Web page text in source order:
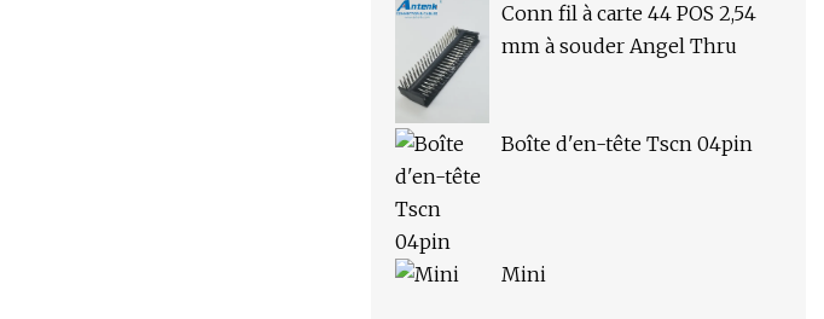
Conn fil à carte 44 POS 2,54
mm à souder Angel Thru
Boîte d'en-tête Tscn 04pin
Mini